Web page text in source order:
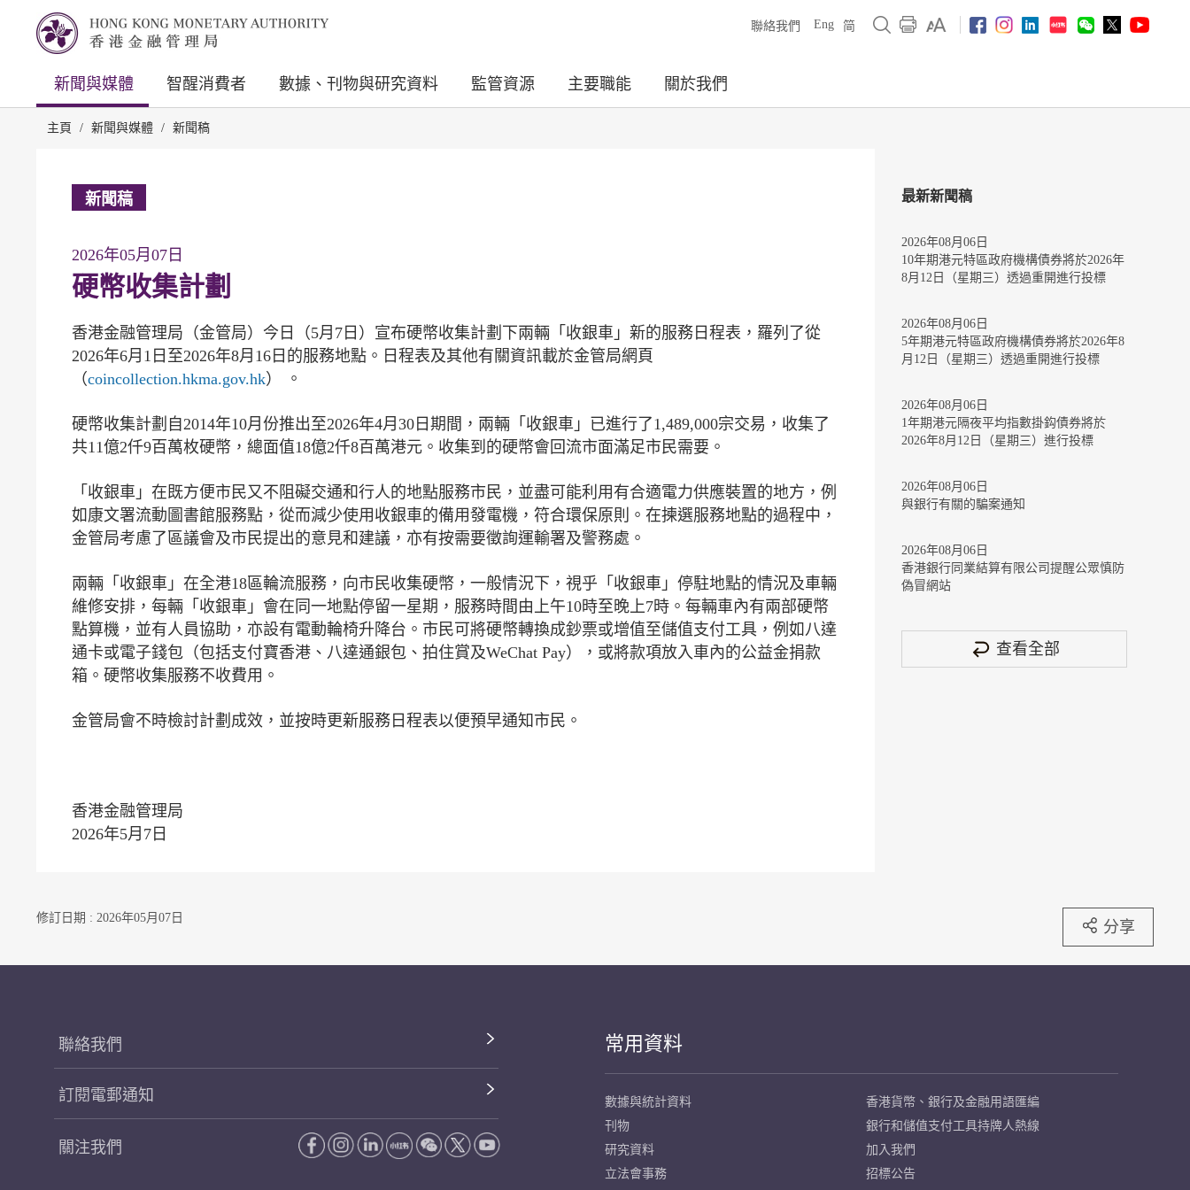
聯絡我們 Eng 简
新聞與媒體 智醒消費者 數據、刊物與研究資料 監管資源 主要職能 關於我們
主頁 / 新聞與媒體 / 新聞稿
新聞稿
2026年05月07日
硬幣收集計劃
香港金融管理局（金管局）今日（5月7日）宣布硬幣收集計劃下兩輛「收銀車」新的服務日程表，羅列了從
2026年6月1日至2026年8月16日的服務地點。日程表及其他有關資訊載於金管局網頁
（coincollection.hkma.gov.hk） 。
硬幣收集計劃自2014年10月份推出至2026年4月30日期間，兩輛「收銀車」已進行了1,489,000宗交易，收集了
共11億2仟9百萬枚硬幣，總面值18億2仟8百萬港元。收集到的硬幣會回流市面滿足市民需要。
「收銀車」在既方便市民又不阻礙交通和行人的地點服務市民，並盡可能利用有合適電力供應裝置的地方，例
如康文署流動圖書館服務點，從而減少使用收銀車的備用發電機，符合環保原則。在揀選服務地點的過程中，
金管局考慮了區議會及市民提出的意見和建議，亦有按需要徵詢運輸署及警務處。
兩輛「收銀車」在全港18區輪流服務，向市民收集硬幣，一般情況下，視乎「收銀車」停駐地點的情況及車輛
維修安排，每輛「收銀車」會在同一地點停留一星期，服務時間由上午10時至晚上7時。每輛車內有兩部硬幣
點算機，並有人員協助，亦設有電動輪椅升降台。市民可將硬幣轉換成鈔票或增值至儲值支付工具，例如八達
通卡或電子錢包（包括支付寶香港、八達通銀包、拍住賞及WeChat Pay），或將款項放入車內的公益金捐款
箱。硬幣收集服務不收費用。
金管局會不時檢討計劃成效，並按時更新服務日程表以便預早通知市民。
香港金融管理局
2026年5月7日
最新新聞稿
2026年08月06日
10年期港元特區政府機構債券將於2026年
8月12日（星期三）透過重開進行投標
2026年08月06日
5年期港元特區政府機構債券將於2026年8
月12日（星期三）透過重開進行投標
2026年08月06日
1年期港元隔夜平均指數掛鈎債券將於
2026年8月12日（星期三）進行投標
2026年08月06日
與銀行有關的騙案通知
2026年08月06日
香港銀行同業結算有限公司提醒公眾慎防
偽冒網站
查看全部
修訂日期 : 2026年05月07日 分享
聯絡我們
訂閱電郵通知
關注我們
常用資料
數據與統計資料
刊物
研究資料
立法會事務
香港貨幣、銀行及金融用語匯編
銀行和儲值支付工具持牌人熱線
加入我們
招標公告